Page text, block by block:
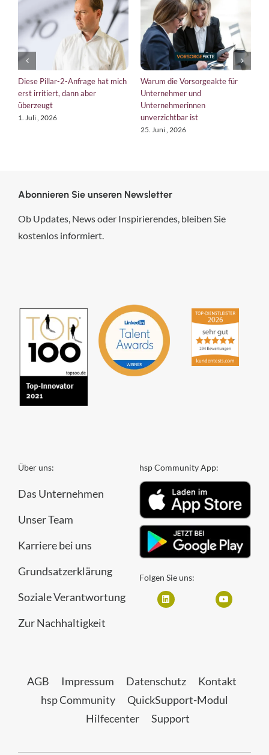
Pillar-2-Anfrage hat mich
irritiert, dann aber
Juli , 2026
Warum die Vorsorgeakte für
Unternehmer und
Unternehmerinnen
unverzichtbar ist
25. Juni , 2026
Abonnieren Sie unseren Newsletter
Ob Updates, News oder Inspirierendes, bleiben Sie
kostenlos informiert.
Über uns:
Das Unternehmen
Unser Team
Karriere bei uns
Grundsatzerklärung
Soziale Verantwortung
Zur Nachhaltigkeit
hsp Community App:
Folgen Sie uns:
AGB Impressum Datenschutz
Kontakt
hsp Community
QuickSupport-Modul
Hilfecenter
Support